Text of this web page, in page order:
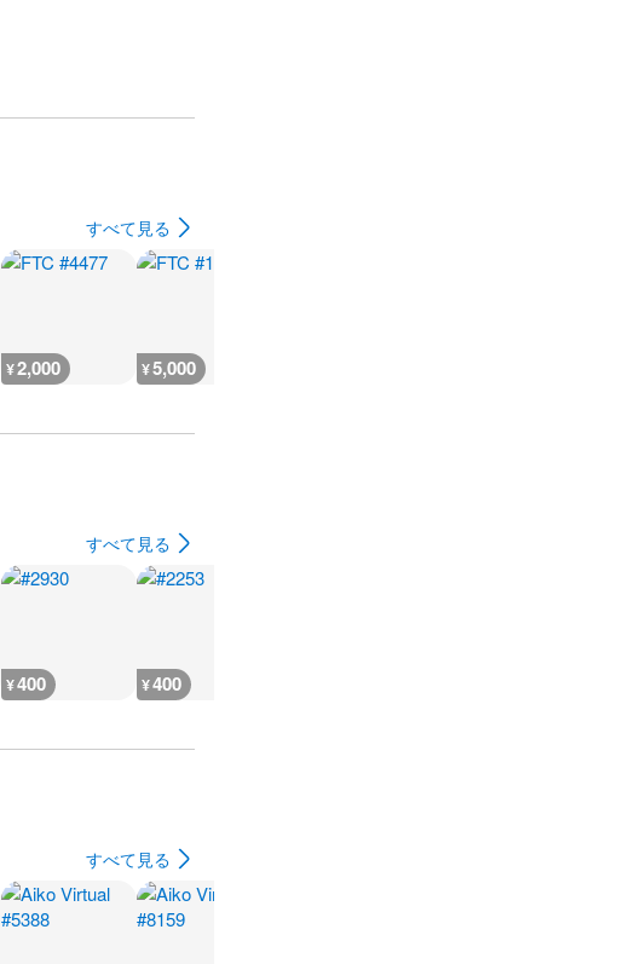
すべて見る
¥2,000 ¥5,000
すべて見る
¥400 ¥400
すべて見る